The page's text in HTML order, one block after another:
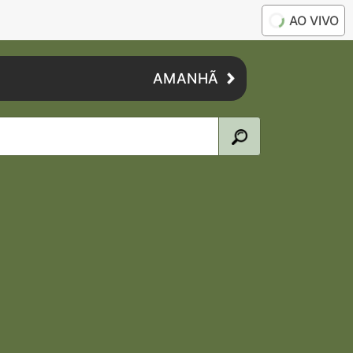
AO VIVO
AMANHÃ